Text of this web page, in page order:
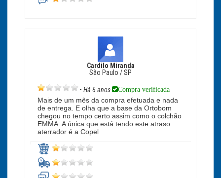
Cardilo Miranda
São Paulo / SP
• Há 6 anos Compra verificada
Mais de um mês da compra efetuada e nada
de entrega. E olha que a base da Ortobom
chegou no tempo certo assim como o colchão
EMMA. A única que está tendo este atraso
aterrador é a Copel